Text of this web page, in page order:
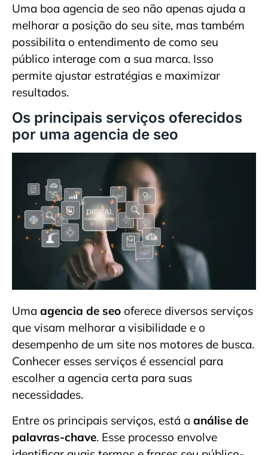
Uma boa agencia de seo não apenas ajuda a
melhorar a posição do seu site, mas também
possibilita o entendimento de como seu
público interage com a sua marca. Isso
permite ajustar estratégias e maximizar
resultados.
Os principais serviços oferecidos
por uma agencia de seo
Uma agencia de seo oferece diversos serviços
que visam melhorar a visibilidade e o
desempenho de um site nos motores de busca.
Conhecer esses serviços é essencial para
escolher a agencia certa para suas
necessidades.
Entre os principais serviços, está a análise de
palavras-chave. Esse processo envolve